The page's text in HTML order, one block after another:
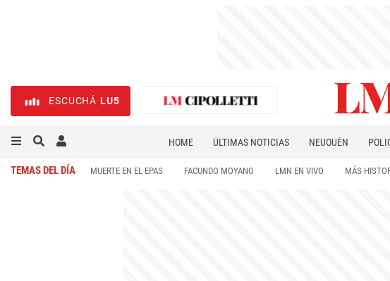
ESCUCHÁ LU5
HOME ÚLTIMAS NOTICIAS NEUQUÉN
TEMAS DEL DÍA MUERTE EN EL EPAS FACUNDO MOYANO LMN EN VIVO MÁS